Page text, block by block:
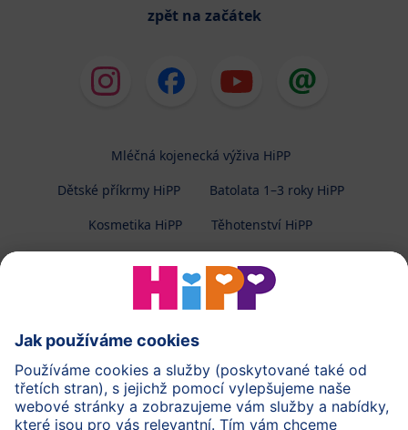
zpět na začátek
Mléčná kojenecká výživa HiPP
Dětské příkrmy HiPP
Batolata 1–3 roky HiPP
Kosmetika HiPP
Těhotenství HiPP
Ochrana osobních údajů
Zpracování osobních údajů (BabyClub)
Zpracování osobních údajů (Fotosoutěž)
Cookies a pravidla užívání webové stránky